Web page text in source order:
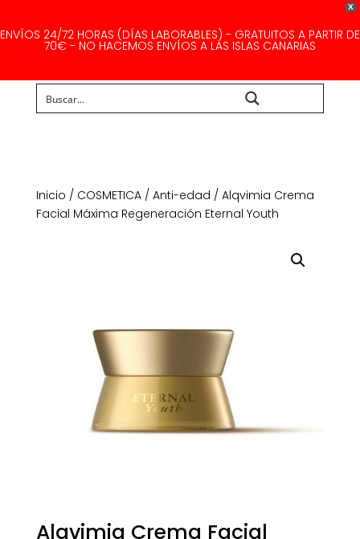
X
ENVÍOS 24/72 HORAS (DÍAS LABORABLES) - GRATUITOS A PARTIR DE
70€ - NO HACEMOS ENVÍOS A LAS ISLAS CANARIAS
Inicio / COSMETICA/ Anti-edad / Alqvimia Crema
Facial Máxima Regeneración Eternal Youth
Alqvimia Crema Facial